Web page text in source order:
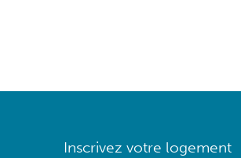
Inscrivez votre logement